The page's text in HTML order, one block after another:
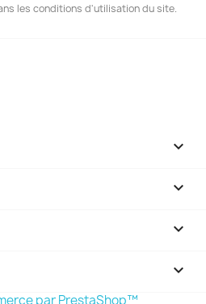
les conditions d'utilisation du site.



keyboard_arrow_down